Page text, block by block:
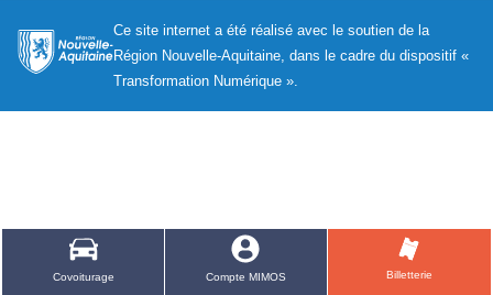
Covoiturage Compte MIMOS Billetterie
Ce site internet a été réalisé avec le soutien de la
Région Nouvelle-Aquitaine, dans le cadre du dispositif «
Transformation Numérique ».